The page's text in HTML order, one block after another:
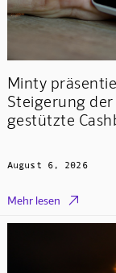
Minty
Steigerung
gestützte
August 6, 2026
Mehr lesen 